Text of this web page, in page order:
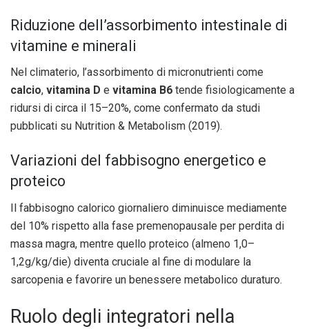
Riduzione dell’assorbimento intestinale di
vitamine e minerali
Nel climaterio, l’assorbimento di micronutrienti come
calcio, vitamina D e vitamina B6 tende fisiologicamente a
ridursi di circa il 15–20%, come confermato da studi
pubblicati su Nutrition & Metabolism (2019).
Variazioni del fabbisogno energetico e
proteico
Il fabbisogno calorico giornaliero diminuisce mediamente
del 10% rispetto alla fase premenopausale per perdita di
massa magra, mentre quello proteico (almeno 1,0–
1,2g/kg/die) diventa cruciale al fine di modulare la
sarcopenia e favorire un benessere metabolico duraturo.
Ruolo degli integratori nella